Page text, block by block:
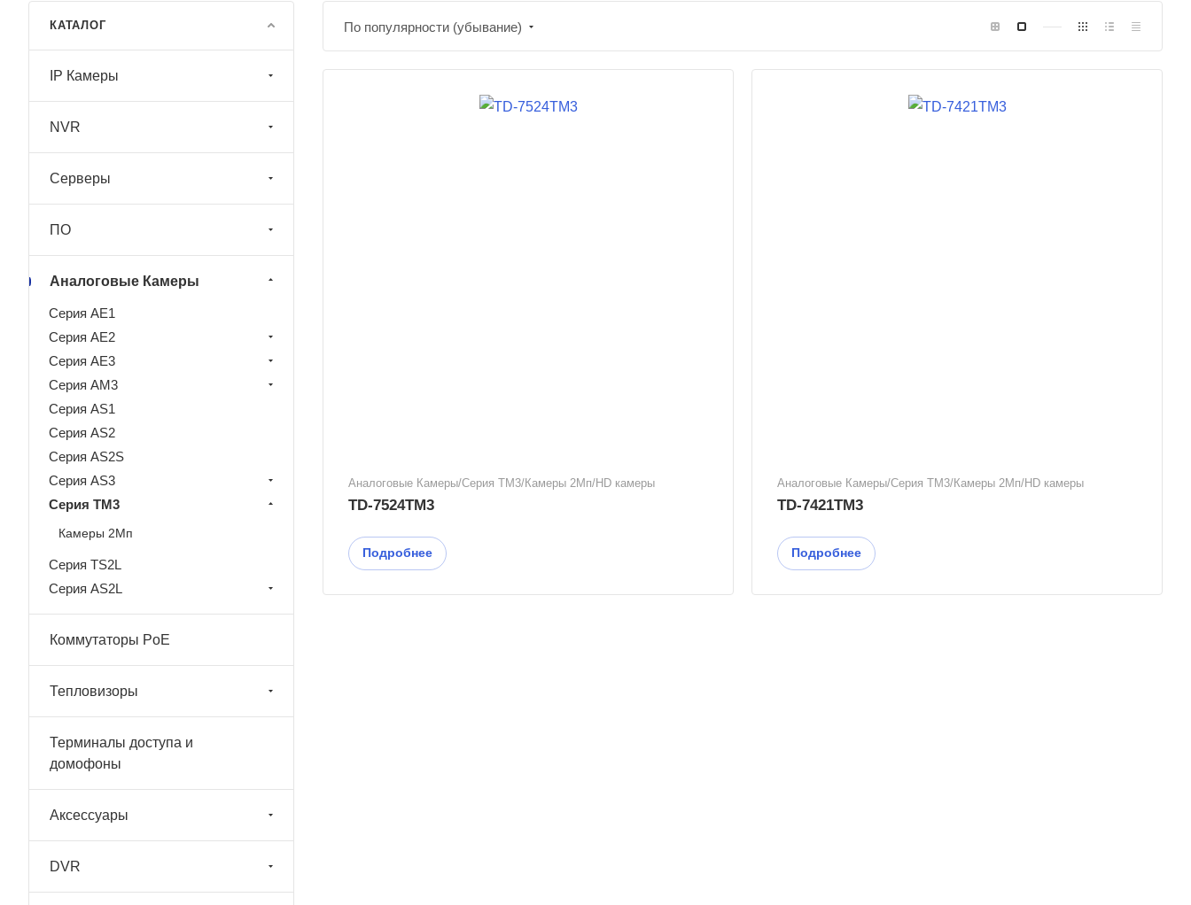
По популярности (убывание)
Аналоговые Камеры/Серия TM3/Камеры 2Мп/HD камеры
TD-7524TM3
Подробнее
Аналоговые Камеры/Серия TM3/Камеры 2Мп/HD камеры
TD-7421TM3
Подробнее
КАТАЛОГ
IP Камеры
NVR
Серверы
ПО
Аналоговые Камеры
Серия AE1
Серия AE2
Серия AE3
Серия AM3
Серия AS1
Серия AS2
Серия AS2S
Серия AS3
Серия TM3
Камеры 2Мп
Серия TS2L
Серия АS2L
Коммутаторы PoE
Тепловизоры
Терминалы доступа и
домофоны
Аксессуары
DVR